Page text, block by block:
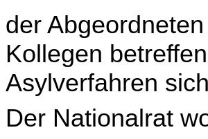
der Abgeordneten
Kollegen
Asylverfahren
Der Nationalrat